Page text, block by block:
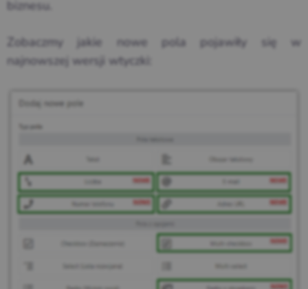
biznesu.
Zobaczmy jakie nowe pola pojawiły się w
najnowszej wersji wtyczki: